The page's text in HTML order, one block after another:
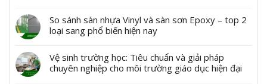
So sánh sàn nhựa Vinyl và sàn sơn Epoxy – top 2
loại sang phổ biến hiện nay
Vệ sinh trường học: Tiêu chuẩn và giải pháp
chuyên nghiệp cho môi trường giáo dục hiện đại